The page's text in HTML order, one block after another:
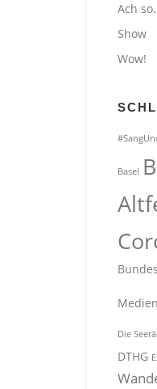
Ach
Show
Wow!
Basel
Medien
Die
DTHG